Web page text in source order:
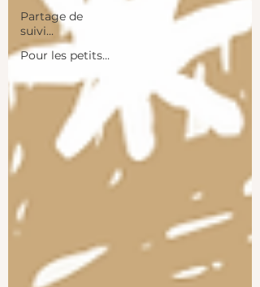
Partage de
suivi...
Pour les petits...